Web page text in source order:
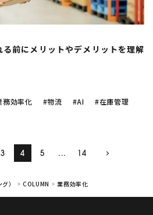
前にメリットやデメリットを理解
務効率化 #物流 #AI #在庫管理
3 4 5 ... 14
） > COLUMN >業務効率化